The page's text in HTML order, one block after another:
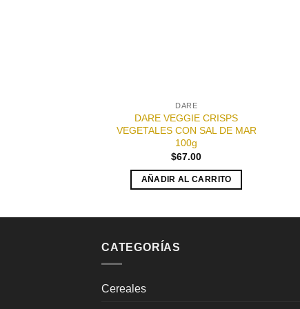
DARE
DARE VEGGIE CRISPS
VEGETALES CON SAL DE MAR
100g
$67.00
AÑADIR AL CARRITO
CATEGORÍAS
Cereales